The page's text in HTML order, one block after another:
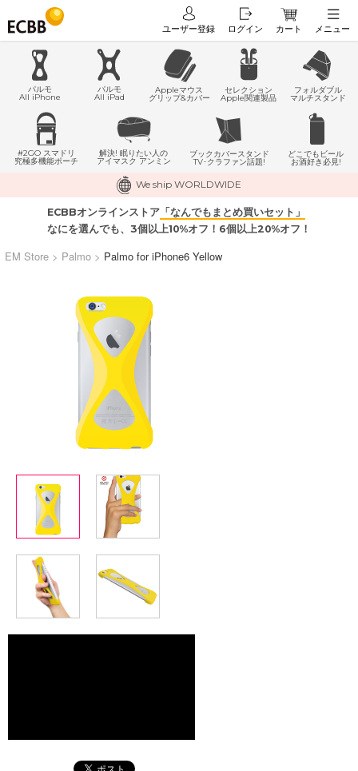
ユーザー登録 ログイン カート メニュー
パルモ
All iPhone
パルモ
All iPad
Appleマウス
グリップ&カバー
セレクション
Apple関連製品
フォルダブル
マルチスタンド
#2GO スマドリ
究極多機能ポーチ
解決! 眠りたい人の
アイマスク アンミン
ブックカバースタンド
TV･クラファン話題!
どこでもビール
お酒好き必見!
We ship WORLDWIDE
ECBBオンラインストア 「なんでもまとめ買いセット」
なにを選んでも、3個以上10%オフ！6個以上20%オフ！
EM Store > Palmo > Palmo for iPhone6 Yellow